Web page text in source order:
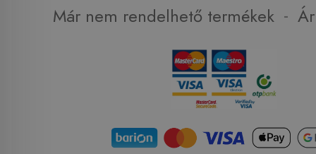
Már nem rendelhető termékek -